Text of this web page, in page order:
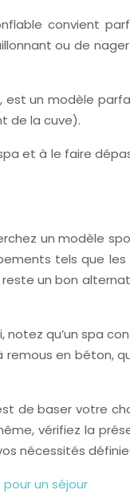
convient
ou de
un modèle
de la cuve).
et à le faire
un modèle
tels que
un bon
qu’un spa
remous en béton,
de baser votre
vérifiez la
nécessités
un séjour